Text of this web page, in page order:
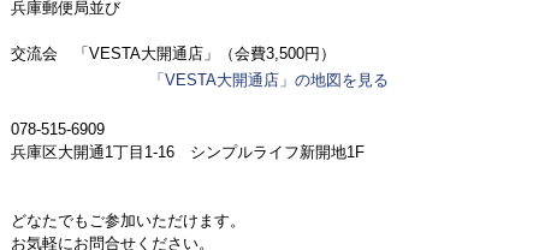
兵庫郵便局並び
交流会 「VESTA大開通店」（会費3,500円）
「VESTA大開通店」の地図を見る
078-515-6909
兵庫区大開通1丁目1-16 シンプルライフ新開地1F
どなたでもご参加いただけます。
お気軽にお問合せください。